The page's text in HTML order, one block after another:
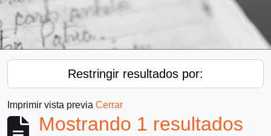
Restringir resultados por:
Imprimir vista previa Cerrar
Mostrando 1 resultados